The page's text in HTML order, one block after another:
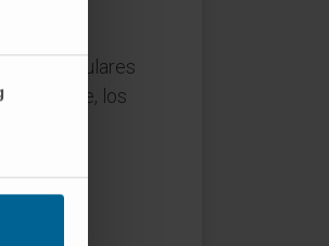
los irregulares
los
midan